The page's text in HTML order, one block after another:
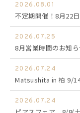
2026.08.01
不定期開催！8月22
2026.07.25
8月営業時間のお知ら
2026.07.24
Matsushita in 柏 9/
2026.07.24